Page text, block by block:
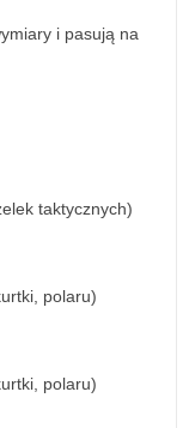
i pasują na
taktycznych)
polaru)
polaru)